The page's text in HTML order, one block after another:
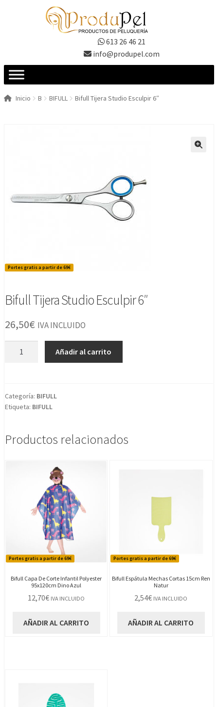
613 26 46 21
info@produpel.com
Inicio B BIFULL Bifull Tijera Studio Esculpir 6″
Portes gratis a partir de 69€
Bifull Tijera Studio Esculpir 6″
26,50€ IVA INCLUIDO
6"
cantidad
Añadir al carrito
Categoría: BIFULL
Etiqueta: BIFULL
Productos relacionados
Portes gratis a partir de 69€
Bifull Capa De Corte Infantil Polyester
95x120cm Dino Azul
12,70€ IVA INCLUIDO
AÑADIR AL CARRITO
Portes gratis a partir de 69€
Bifull Espátula Mechas Cortas 15cm Ren
Natur
2,54€ IVA INCLUIDO
AÑADIR AL CARRITO